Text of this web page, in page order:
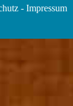
- Impressum